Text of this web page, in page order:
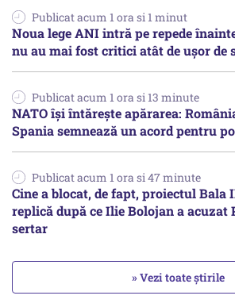
Publicat acum 1 ora si 1 minut
Noua lege ANI intră pe repede
nu au mai fost critici atât de ușor de
Publicat acum 1 ora si 13 minute
NATO își întărește apărarea:
Spania semnează un acord pentru
Publicat acum 1 ora si 47 minute
Cine a blocat, de fapt, proiectul Bala
replică după ce Ilie Bolojan a acuzat
sertar
» Vezi toate știrile